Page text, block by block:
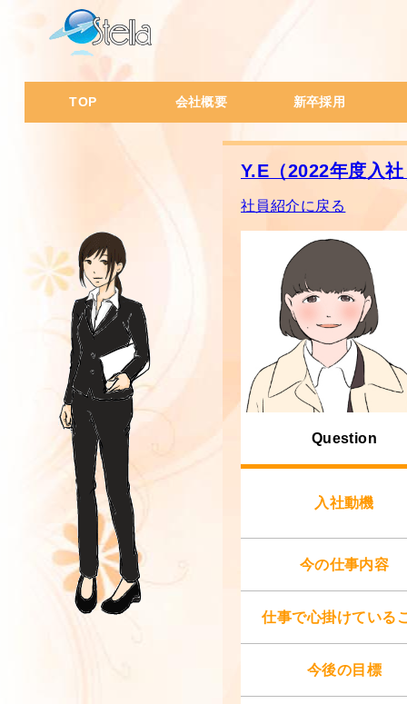
TOP 会社概要
会社概要・沿革
新卒採用
会
IT
一
経
人
ス
社
Y.E（2022年度入
社員紹介に戻る
Question
入社動機
今の仕事内容
仕事で心掛けている
今後の目標